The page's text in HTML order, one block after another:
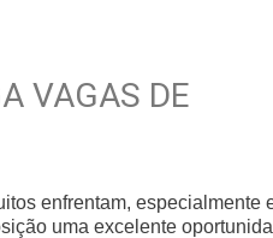
VAGAS DE
enfrentam, especialmente
uma excelente